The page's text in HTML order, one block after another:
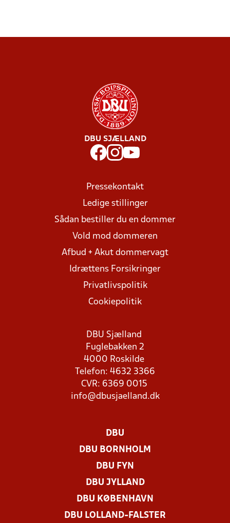
DBU SJÆLLAND
Pressekontakt
Ledige stillinger
Sådan bestiller du en dommer
Vold mod dommeren
Afbud + Akut dommervagt
Idrættens Forsikringer
Privatlivspolitik
Cookiepolitik
DBU Sjælland
Fuglebakken 2
4000 Roskilde
Telefon: 4632 3366
CVR: 6369 0015
info@dbusjaelland.dk
DBU
DBU BORNHOLM
DBU FYN
DBU JYLLAND
DBU KØBENHAVN
DBU LOLLAND-FALSTER